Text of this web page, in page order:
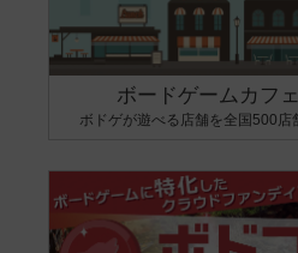
ボードゲームカフ
ボドゲが遊べる店舗を全国500店